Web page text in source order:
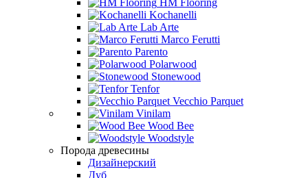
HM Flooring
Kochanelli
Lab Arte
Marco Ferutti
Parento
Polarwood
Stonewood
Tenfor
Vecchio Parquet
Vinilam
Wood Bee
Woodstyle
Порода древесины
Дизайнерский
Дуб